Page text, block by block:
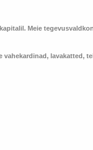
Meie
lavakatted,